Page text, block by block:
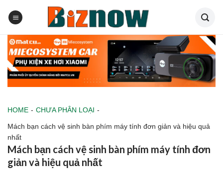
HOME - CHƯA PHÂN LOẠI -
Mách bạn cách vệ sinh bàn phím máy tính đơn giản và hiệu quả
nhất
Mách bạn cách vệ sinh bàn phím máy tính đơn
giản và hiệu quả nhất